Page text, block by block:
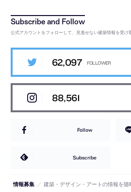
公式アカウントをフォローして、見逃せない建築情報を受け
62,097
88,561
Follow
Subscribe
情報募集 ／ 建築・デザイン・アートの情報を随